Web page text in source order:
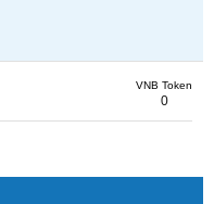
VNB Token
0